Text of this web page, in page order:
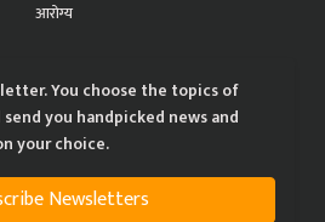
आरोग्य
You choose the topics of
you handpicked news and
your choice.
Newsletters